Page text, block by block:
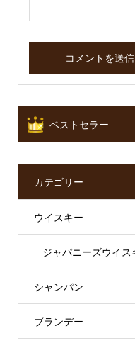
ベストセラー
カテゴリー
ウイスキー
ジャパニーズウイス
シャンパン
ブランデー